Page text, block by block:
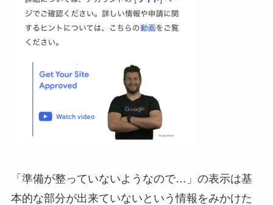
「準備が整っていないようなので…」の表示は基
本的な部分が出来ていないという情報をみかけた